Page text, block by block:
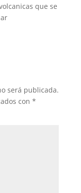
que se
será publicada.
con *